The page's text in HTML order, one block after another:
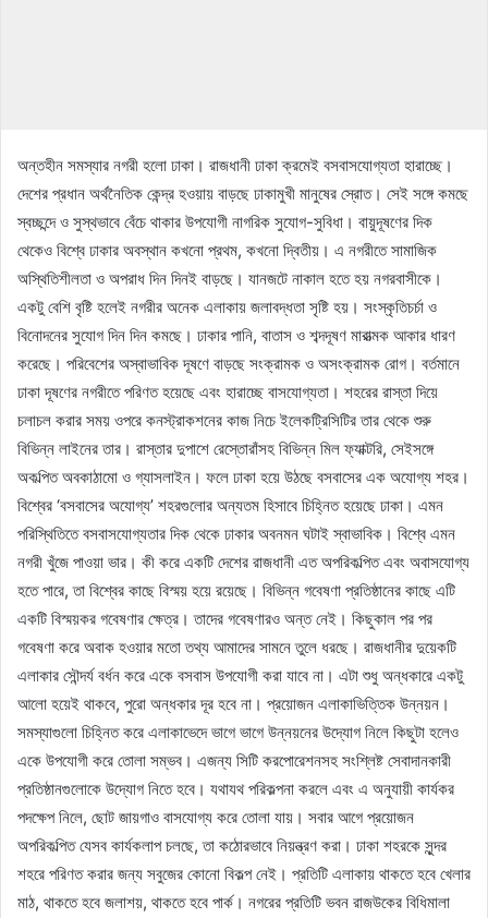
অন্তহীন সমস্যার নগরী হলো ঢাকা। রাজধানী ঢাকা ক্রমেই বসবাসযোগ্যতা হারাচ্ছে।
দেশের প্রধান অর্থনৈতিক কেন্দ্র হওয়ায় বাড়ছে ঢাকামুখী মানুষের স্রোত। সেই সঙ্গে কমছে
স্বচ্ছন্দে ও সুস্থভাবে বেঁচে থাকার উপযোগী নাগরিক সুযোগ-সুবিধা। বায়ুদূষণের দিক
থেকেও বিশ্বে ঢাকার অবস্থান কখনো প্রথম, কখনো দ্বিতীয়। এ নগরীতে সামাজিক
অস্থিতিশীলতা ও অপরাধ দিন দিনই বাড়ছে। যানজটে নাকাল হতে হয় নগরবাসীকে।
একটু বেশি বৃষ্টি হলেই নগরীর অনেক এলাকায় জলাবদ্ধতা সৃষ্টি হয়। সংস্কৃতিচর্চা ও
বিনোদনের সুযোগ দিন দিন কমছে। ঢাকার পানি, বাতাস ও শব্দদূষণ মারাত্মক আকার ধারণ
করেছে। পরিবেশের অস্বাভাবিক দূষণে বাড়ছে সংক্রামক ও অসংক্রামক রোগ। বর্তমানে
ঢাকা দূষণের নগরীতে পরিণত হয়েছে এবং হারাচ্ছে বাসযোগ্যতা। শহরের রাস্তা দিয়ে
চলাচল করার সময় ওপরে কনস্ট্রাকশনের কাজ নিচে ইলেকট্রিসিটির তার থেকে শুরু
বিভিন্ন লাইনের তার। রাস্তার দুপাশে রেস্তোরাঁসহ বিভিন্ন মিল ফ্যাক্টরি, সেইসঙ্গে
অকল্পিত অবকাঠামো ও গ্যাসলাইন। ফলে ঢাকা হয়ে উঠছে বসবাসের এক অযোগ্য শহর।
বিশ্বের ‘বসবাসের অযোগ্য’ শহরগুলোর অন্যতম হিসাবে চিহ্নিত হয়েছে ঢাকা। এমন
পরিস্থিতিতে বসবাসযোগ্যতার দিক থেকে ঢাকার অবনমন ঘটাই স্বাভাবিক। বিশ্বে এমন
নগরী খুঁজে পাওয়া ভার। কী করে একটি দেশের রাজধানী এত অপরিকল্পিত এবং অবাসযোগ্য
হতে পারে, তা বিশ্বের কাছে বিস্ময় হয়ে রয়েছে। বিভিন্ন গবেষণা প্রতিষ্ঠানের কাছে এটি
একটি বিস্ময়কর গবেষণার ক্ষেত্র। তাদের গবেষণারও অন্ত নেই। কিছুকাল পর পর
গবেষণা করে অবাক হওয়ার মতো তথ্য আমাদের সামনে তুলে ধরছে। রাজধানীর দুয়েকটি
এলাকার সৌন্দর্য বর্ধন করে একে বসবাস উপযোগী করা যাবে না। এটা শুধু অন্ধকারে একটু
আলো হয়েই থাকবে, পুরো অন্ধকার দূর হবে না। প্রয়োজন এলাকাভিত্তিক উন্নয়ন।
সমস্যাগুলো চিহ্নিত করে এলাকাভেদে ভাগে ভাগে উন্নয়নের উদ্যোগ নিলে কিছুটা হলেও
একে উপযোগী করে তোলা সম্ভব। এজন্য সিটি করপোরেশনসহ সংশ্লিষ্ট সেবাদানকারী
প্রতিষ্ঠানগুলোকে উদ্যোগ নিতে হবে। যথাযথ পরিকল্পনা করলে এবং এ অনুযায়ী কার্যকর
পদক্ষেপ নিলে, ছোট জায়গাও বাসযোগ্য করে তোলা যায়। সবার আগে প্রয়োজন
অপরিকল্পিত যেসব কার্যকলাপ চলছে, তা কঠোরভাবে নিয়ন্ত্রণ করা। ঢাকা শহরকে সুন্দর
শহরে পরিণত করার জন্য সবুজের কোনো বিকল্প নেই। প্রতিটি এলাকায় থাকতে হবে খেলার
মাঠ, থাকতে হবে জলাশয়, থাকতে হবে পার্ক। নগরের প্রতিটি ভবন রাজউকের বিধিমালা